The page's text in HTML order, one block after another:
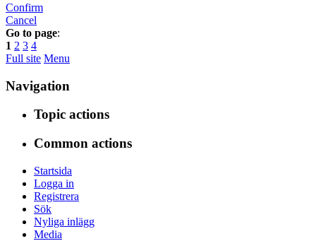
Confirm
Cancel
Go to page:
1 2 3 4
Full site Menu
Navigation
Topic actions
Common actions
Startsida
Logga in
Registrera
Sök
Nyliga inlägg
Media